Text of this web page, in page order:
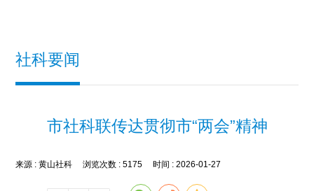
社科要闻
市社科联传达贯彻市“两会”精神
来源 :黄山社科 浏览次数 :5175 时间 :2026-01-27